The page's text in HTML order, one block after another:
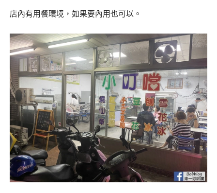
店內有用餐環境，如果要內用也可以。